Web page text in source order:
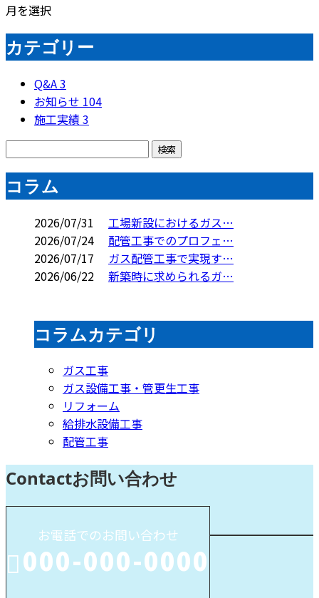
月を選択
カテゴリー
Q&A3
お知らせ 104
施工実績3
コラム
2026/07/31
工場新設におけるガス…
2026/07/24
配管工事でのプロフェ…
2026/07/17
ガス配管工事で実現す…
2026/06/22
新築時に求められるガ…
コラムカテゴリ
ガス工事
ガス設備工事・管更生工事
リフォーム
給排水設備工事
配管工事
Contactお問い合わせ
お電話でのお問い合わせ
000-000-0000